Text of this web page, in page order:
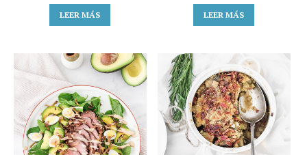
LEER MÁS LEER MÁS